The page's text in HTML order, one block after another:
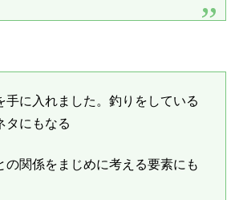
手に入れました。釣りをしている
タにもなる
の関係をまじめに考える要素にも